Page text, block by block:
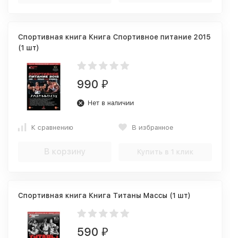
Спортивная книга Книга Спортивное питание 2015
(1 шт)
990 ₽
Нет в наличии
К сравнению В избранное
В корзину Купить в 1 клик
Спортивная книга Книга Титаны Массы (1 шт)
590 ₽